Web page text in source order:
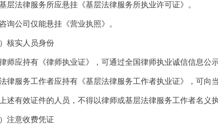
层法律服务所应悬挂《基层法律服务所执业许可证》。
询公司仅能悬挂《营业执照》。
）核实人员身份
师应持有《律师执业证》，可通过全国律师执业诚信信息公
律服务工作者应持有《基层法律服务工作者执业证》，可向
述有效证件的人员，不得以律师或基层法律服务工作者名义执
）注意收费凭证